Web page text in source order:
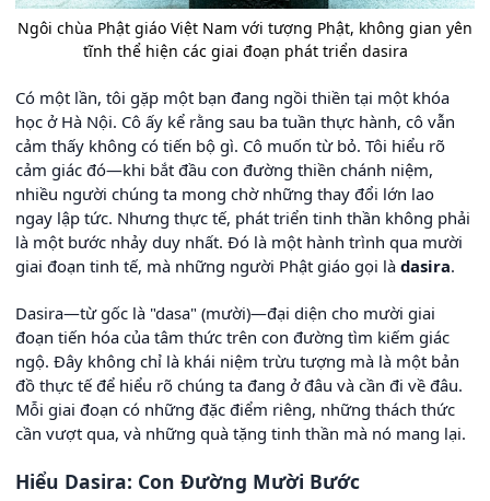
Ngôi chùa Phật giáo Việt Nam với tượng Phật, không gian yên
tĩnh thể hiện các giai đoạn phát triển dasira
Có một lần, tôi gặp một bạn đang ngồi thiền tại một khóa
học ở Hà Nội. Cô ấy kể rằng sau ba tuần thực hành, cô vẫn
cảm thấy không có tiến bộ gì. Cô muốn từ bỏ. Tôi hiểu rõ
cảm giác đó—khi bắt đầu con đường thiền chánh niệm,
nhiều người chúng ta mong chờ những thay đổi lớn lao
ngay lập tức. Nhưng thực tế, phát triển tinh thần không phải
là một bước nhảy duy nhất. Đó là một hành trình qua mười
giai đoạn tinh tế, mà những người Phật giáo gọi là dasira.
Dasira—từ gốc là "dasa" (mười)—đại diện cho mười giai
đoạn tiến hóa của tâm thức trên con đường tìm kiếm giác
ngộ. Đây không chỉ là khái niệm trừu tượng mà là một bản
đồ thực tế để hiểu rõ chúng ta đang ở đâu và cần đi về đâu.
Mỗi giai đoạn có những đặc điểm riêng, những thách thức
cần vượt qua, và những quà tặng tinh thần mà nó mang lại.
Hiểu Dasira: Con Đường Mười Bước